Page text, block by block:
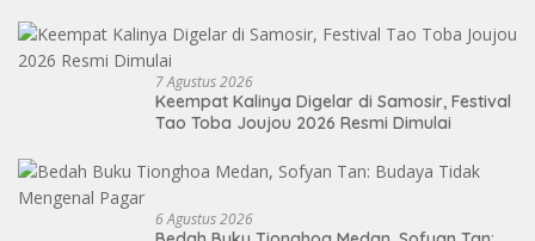
7 Agustus 2026
Keempat Kalinya Digelar di Samosir, Festival
Tao Toba Joujou 2026 Resmi Dimulai
6 Agustus 2026